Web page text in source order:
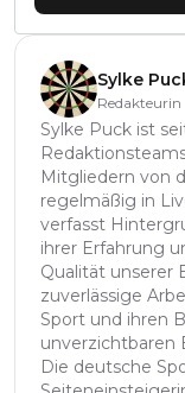
Sylke
Redakteurin
Sylke Puck ist
Mitgliedern von
regelmäßig in
verfasst
ihrer Erfahrung
Qualität unserer
zuverlässige
Sport und ihren
unverzichtbaren
Die deutsche